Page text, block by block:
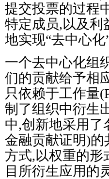
提交投票的过程
特定成员,以及利
地实现“去中心化”
一个去中心化组
们的贡献给予相
只依赖于工作量
制了组织中衍生
中,创新地采用了
金融贡献证明)
方式,以权重的形
目所衍生应用的